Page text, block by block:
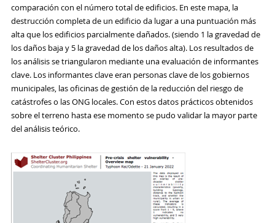
comparación con el número total de edificios. En este mapa, la
destrucción completa de un edificio da lugar a una puntuación más
alta que los edificios parcialmente dañados. (siendo 1 la gravedad de
los daños baja y 5 la gravedad de los daños alta). Los resultados de
los análisis se triangularon mediante una evaluación de informantes
clave. Los informantes clave eran personas clave de los gobiernos
municipales, las oficinas de gestión de la reducción del riesgo de
catástrofes o las ONG locales. Con estos datos prácticos obtenidos
sobre el terreno hasta ese momento se pudo validar la mayor parte
del análisis teórico.